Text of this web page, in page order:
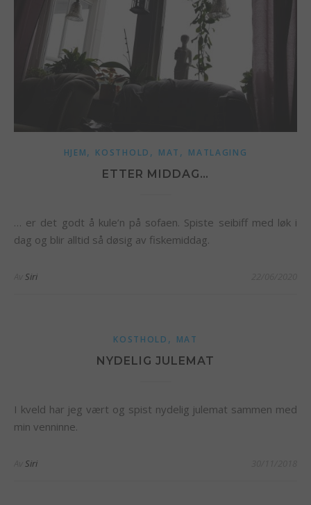
HJEM, KOSTHOLD , MAT , MATLAGING
ETTER MIDDAG…
… er det godt å kule’n på sofaen. Spiste seibiff med løk i
dag og blir alltid så døsig av fiskemiddag.
Siri
KOSTHOLD , MAT
NYDELIG JULEMAT
I kveld har jeg vært og spist nydelig julemat sammen med
min venninne.
Siri